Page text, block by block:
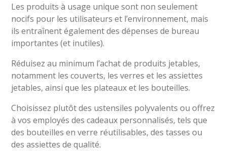
Les produits à usage unique sont non seulement
nocifs pour les utilisateurs et l’environnement, mais
ils entraînent également des dépenses de bureau
importantes (et inutiles).
Réduisez au minimum l’achat de produits jetables,
notamment les couverts, les verres et les assiettes
jetables, ainsi que les plateaux et les bouteilles.
Choisissez plutôt des ustensiles polyvalents ou offrez
à vos employés des cadeaux personnalisés, tels que
des bouteilles en verre réutilisables, des tasses ou
des assiettes de qualité.